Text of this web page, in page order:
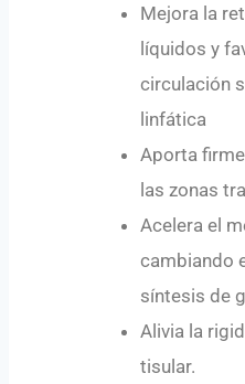
Mejora la
líquidos y
circulación
linfática
Aporta
las zonas
Acelera el
cambiando
síntesis de
Alivia la
tisular.